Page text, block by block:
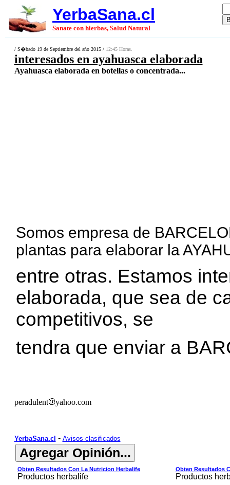
YerbaSana.cl
Sanate con hierbas, Salud Natural
/ S�bado 19 de Septiembre del año 2015 / 12:45 Horas.
interesados en ayahuasca elaborada
Ayahuasca elaborada en botellas o concentrada...
Somos empresa de
plantas para elaborar la
entre otras. Estamos
elaborada, que sea de
competitivos, se
tendra que enviar a
peradulent yahoo.com
YerbaSana.cl - Avisos clasificados
Obten Resultados Con La Nutricion Herbalife
Productos herbalife
Obten Resultados
Productos